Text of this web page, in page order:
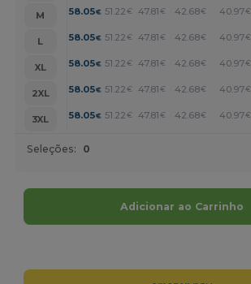
M
58.05€ 51.22€ 47.81€ 42.68€ 40.97€
L
58.05€ 51.22€ 47.81€ 42.68€ 40.97€
XL
58.05€ 51.22€ 47.81€ 42.68€ 40.97€
2XL
58.05€ 51.22€ 47.81€ 42.68€ 40.97€
3XL
58.05€ 51.22€ 47.81€ 42.68€ 40.97€
Seleções: 0
Adicionar ao Carrinho